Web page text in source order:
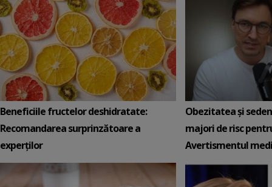
Beneficiile fructelor deshidratate:
Recomandarea surprinzătoare a
experților
Obezitatea și
majori de risc
Avertismentul